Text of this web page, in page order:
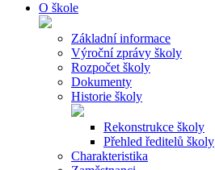
O škole
Základní informace
Výroční zprávy školy
Rozpočet školy
Dokumenty
Historie školy
Rekonstrukce školy
Přehled ředitelů školy
Charakteristika